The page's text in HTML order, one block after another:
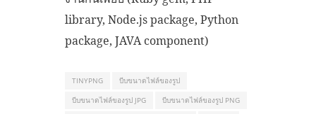
library, Node.js package, Python
package, JAVA component)
TINYPNG
บีบขนาดไฟล์ของรูป
บีบขนาดไฟล์ของรูป JPG
บีบขนาดไฟล์ของรูป PNG